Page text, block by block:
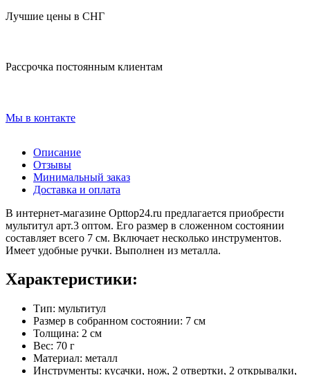
Лучшие цены в СНГ
Рассрочка постоянным клиентам
Мы в контакте
Описание
Отзывы
Минимальный заказ
Доставка и оплата
В интернет-магазине Opttop24.ru предлагается приобрести
мультитул арт.3 оптом. Его размер в сложенном состоянии
составляет всего 7 см. Включает несколько инструментов.
Имеет удобные ручки. Выполнен из металла.
Характеристики:
Тип: мультитул
Размер в собранном состоянии: 7 см
Толщина: 2 см
Вес: 70 г
Материал: металл
Инструменты: кусачки, нож, 2 отвертки, 2 открывалки,